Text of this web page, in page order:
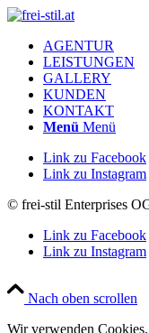
AGENTUR
LEISTUNGEN
GALLERY
KUNDEN
KONTAKT
Menü Menü
Link zu Facebook
Link zu Instagram
© frei-stil Enterprises
Link zu Facebook
Link zu Instagram
Nach oben scrollen
Wir verwenden